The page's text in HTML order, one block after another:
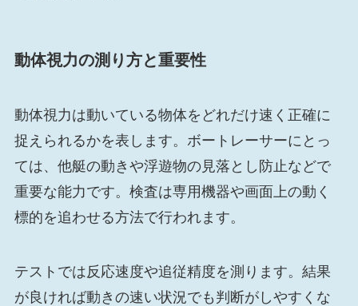
動体視力の測り方と重要性
動体視力は動いている物体をどれだけ速く正確に
捉えられるかを表します。ボートレーサーにとっ
ては、他艇の動きや浮遊物の見落とし防止などで
重要な能力です。検査は専用機器や画面上の動く
標的を追わせる方法で行われます。
テストでは反応速度や追従精度を測ります。結果
が良ければ動きの速い状況でも判断がしやすくな